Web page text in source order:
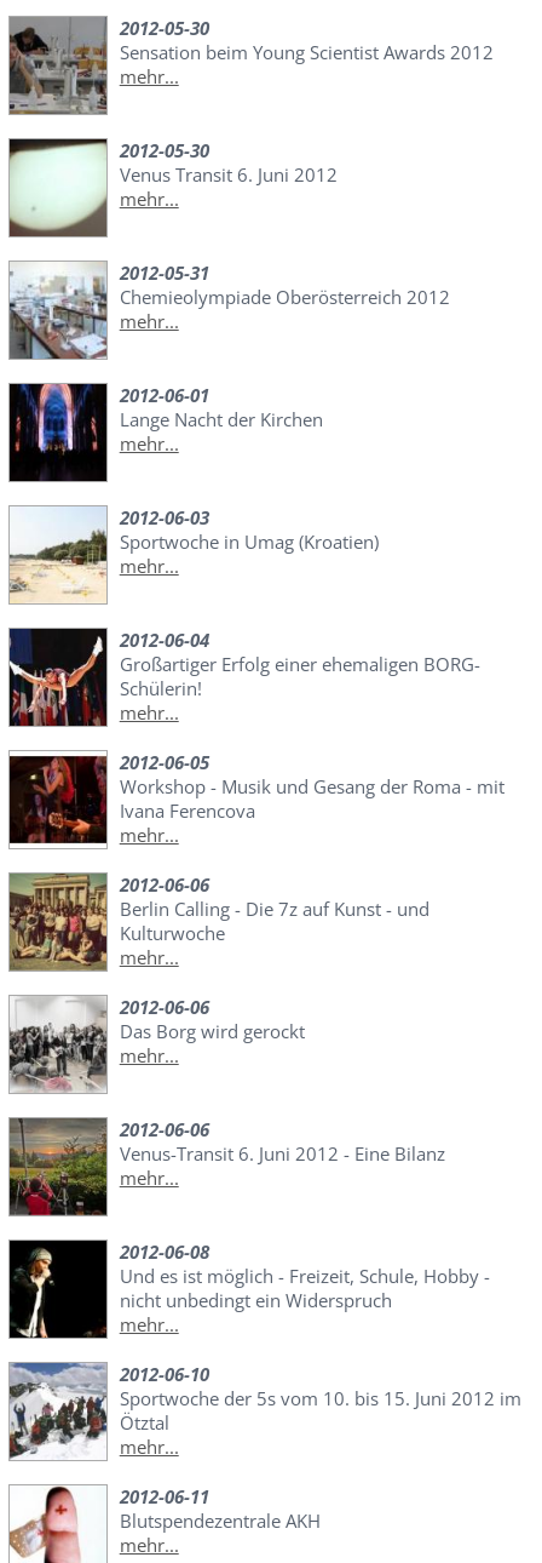
2012-05-30
Sensation beim Young Scientist Awards 2012
mehr...
2012-05-30
Venus Transit 6. Juni 2012
mehr...
2012-05-31
Chemieolympiade Oberösterreich 2012
mehr...
2012-06-01
Lange Nacht der Kirchen
mehr...
2012-06-03
Sportwoche in Umag (Kroatien)
mehr...
2012-06-04
Großartiger Erfolg einer ehemaligen BORG-
Schülerin!
mehr...
2012-06-05
Workshop - Musik und Gesang der Roma - mit
Ivana Ferencova
mehr...
2012-06-06
Berlin Calling - Die 7z auf Kunst - und
Kulturwoche
mehr...
2012-06-06
Das Borg wird gerockt
mehr...
2012-06-06
Venus-Transit 6. Juni 2012 - Eine Bilanz
mehr...
2012-06-08
Und es ist möglich - Freizeit, Schule, Hobby -
nicht unbedingt ein Widerspruch
mehr...
2012-06-10
Sportwoche der 5s vom 10. bis 15. Juni 2012 im
Ötztal
mehr...
2012-06-11
Blutspendezentrale AKH
mehr...